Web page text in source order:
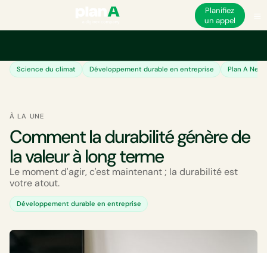
Planifiez
un appel
Science du climat Développement durable en entreprise Plan A News
À LA UNE
Comment la durabilité génère de
la valeur à long terme
Le moment d'agir, c'est maintenant ; la durabilité est
votre atout.
Développement durable en entreprise